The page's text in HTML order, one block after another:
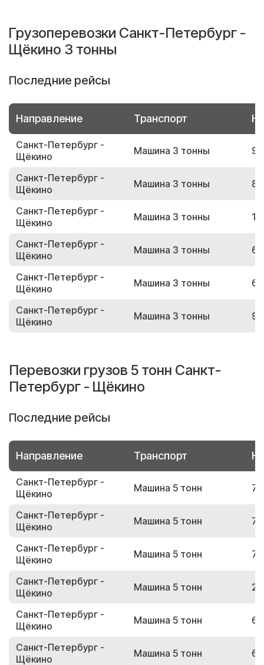
Грузоперевозки Санкт-Петербург -
Щёкино 3 тонны
Последние рейсы
Направление Транспорт
Санкт-Петербург -
Щёкино
Машина 3 тонны
Санкт-Петербург -
Щёкино
Машина 3 тонны
Санкт-Петербург -
Щёкино
Машина 3 тонны
Санкт-Петербург -
Щёкино
Машина 3 тонны
Санкт-Петербург -
Щёкино
Машина 3 тонны
Санкт-Петербург -
Щёкино
Машина 3 тонны
Перевозки грузов 5 тонн Санкт-
Петербург - Щёкино
Последние рейсы
Направление Транспорт
Санкт-Петербург -
Щёкино
Машина 5 тонн
Санкт-Петербург -
Щёкино
Машина 5 тонн
Санкт-Петербург -
Щёкино
Машина 5 тонн
Санкт-Петербург -
Щёкино
Машина 5 тонн
Санкт-Петербург -
Щёкино
Машина 5 тонн
Санкт-Петербург -
Щёкино
Машина 5 тонн